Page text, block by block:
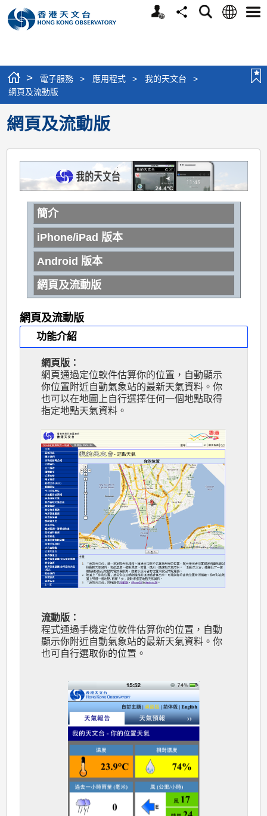
個
分
搜
語
選
> 電子服務 > 應用程式 > 我的天文台
>
網頁及流動版
網頁及流動版
簡介
iPhone/iPad 版本
Android 版本
網頁及流動版
網頁及流動版
功能介紹
網頁版：
網頁通過定位軟件估算你的位置，自動顯示
你位置附近自動氣象站的最新天氣資料。你
也可以在地圖上自行選擇任何一個地點取得
指定地點天氣資料。
流動版：
程式通過手機定位軟件估算你的位置，自動
顯示你附近自動氣象站的最新天氣資料。你
也可自行選取你的位置。